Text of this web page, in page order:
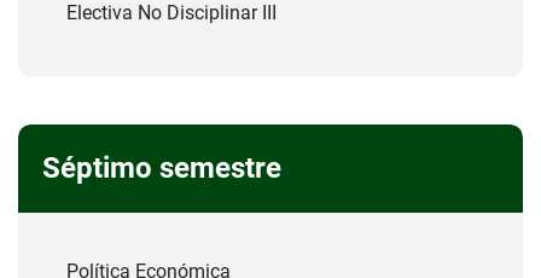
Electiva No Disciplinar III
Séptimo semestre
Política Económica